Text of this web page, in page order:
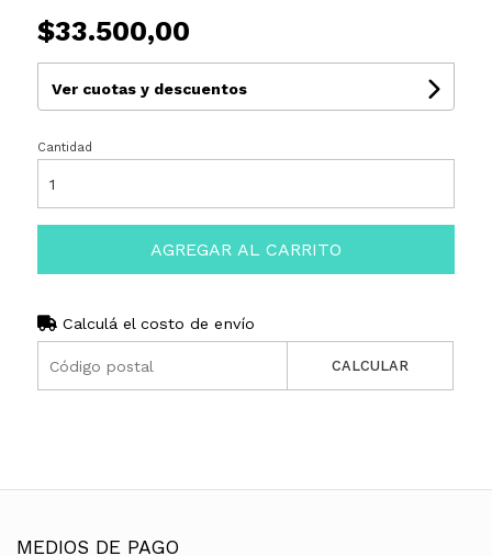
$33.500,00
Ver cuotas y descuentos
Cantidad
AGREGAR AL CARRITO
Calculá el costo de envío
CALCULAR
MEDIOS DE PAGO